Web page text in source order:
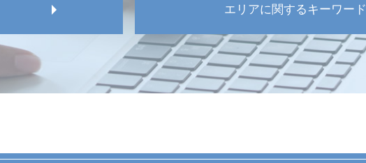
エリアに関するキーワード
愛知県 労働安全 違反
愛知県 労働審判
愛知県 労働者 対応
愛知県 従業員 労働審判